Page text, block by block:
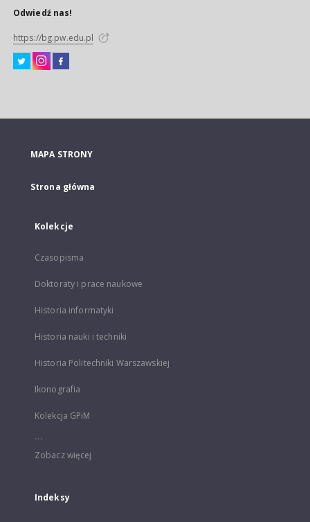
Odwiedź nas!
https://bg.pw.edu.pl
MAPA STRONY
Strona główna
Kolekcje
Czasopisma
Doktoraty i prace naukowe
Historia informatyki
Historia nauki i techniki
Historia Politechniki Warszawskiej
Ikonografia
Kolekcja GPiM
...
Zobacz więcej
Indeksy